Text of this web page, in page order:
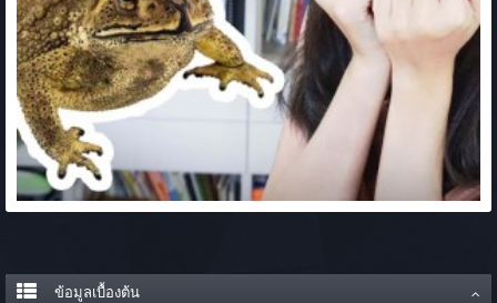
ข้อมูลเบื้องต้น